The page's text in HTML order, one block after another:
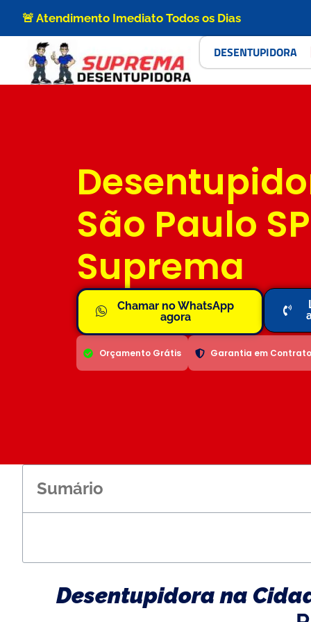
🚨 Atendimento Imediato Todos os Dias
DESENTUPIDORA
São Paulo
Suprema
Chamar no WhatsApp
agora
Orçamento Grátis Garantia em Contrato
Sumário
Desentupidora na